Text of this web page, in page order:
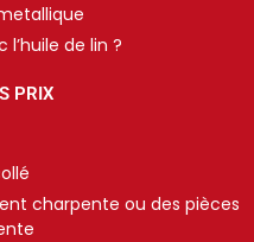
de lin ?
PRIX
charpente ou des pièces